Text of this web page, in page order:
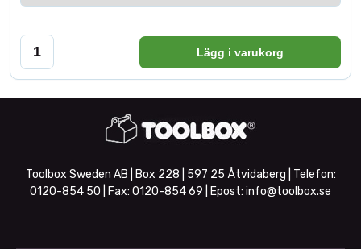
Lägg i varukorg
Toolbox Sweden AB | Box 228 | 597 25 Åtvidaberg | Telefon:
0120-854 50 | Fax: 0120-854 69 | Epost: info@toolbox.se